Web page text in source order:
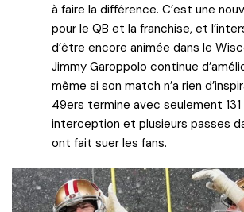
à faire la différence. C’est une
pour le QB et la franchise, et
d’être encore animée dans le
Jimmy Garoppolo continue
même si son match n’a rien
49ers termine avec seulement 131
interception et plusieurs passes
ont fait suer les fans.